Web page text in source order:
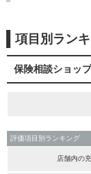
項目別ラン
保険相談ショップ
評価項目別ランキング
店舗内の